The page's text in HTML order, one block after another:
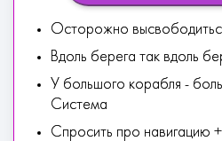
Осторожно
Вдоль берега так вдоль
У большого корабля -
Система
Спросить про навигацию